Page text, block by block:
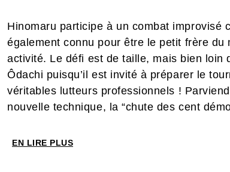
Hinomaru participe à un combat improvisé
également connu pour être le petit frère
activité. Le défi est de taille, mais bien loin
Ôdachi puisqu’il est invité à préparer le
véritables lutteurs professionnels !
nouvelle technique, la “chute des cent
EN LIRE PLUS